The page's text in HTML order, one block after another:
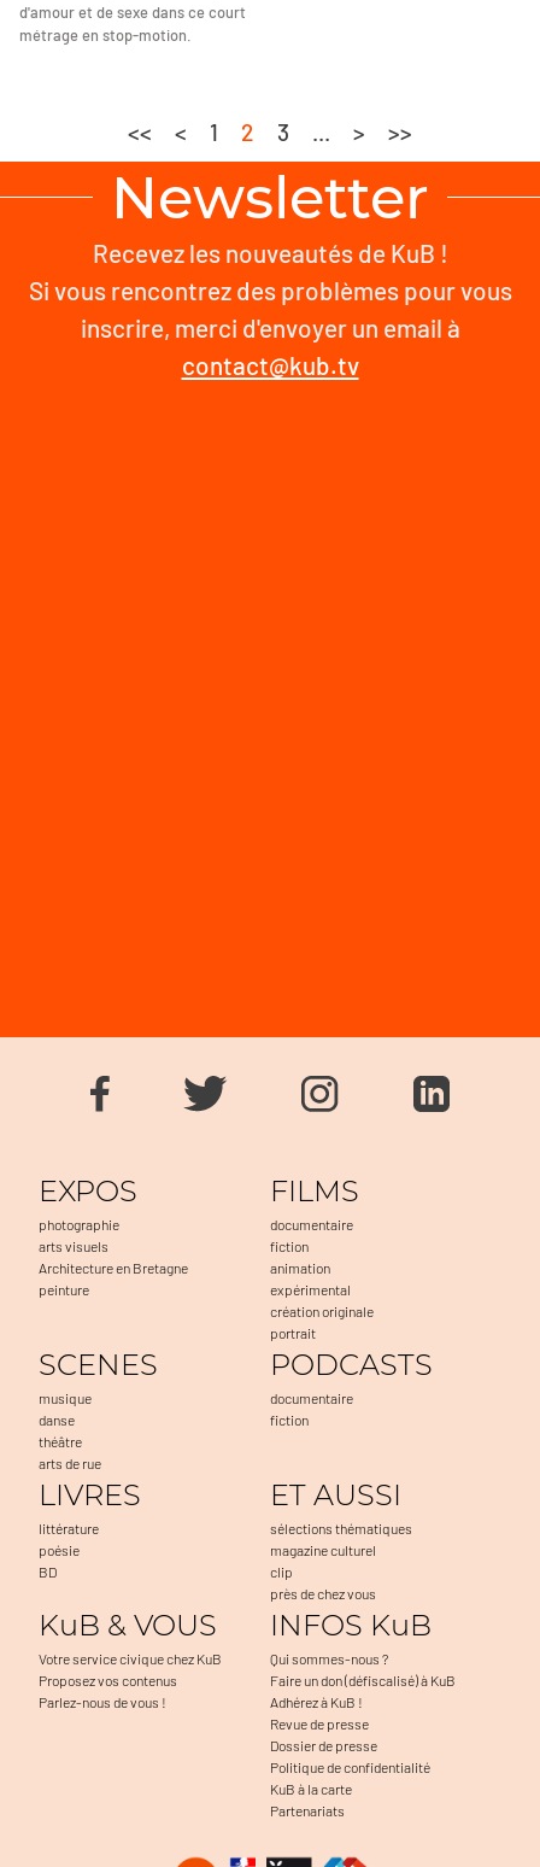
d'amour et de sexe dans ce court
métrage en stop-motion.
<< < 1 2 3 ... > >>
Newsletter
Recevez les nouveautés de KuB !
Si vous rencontrez des problèmes pour vous
inscrire, merci d'envoyer un email à
contact@kub.tv
EXPOS
photographie
arts visuels
Architecture en Bretagne
peinture
FILMS
documentaire
fiction
animation
expérimental
création originale
portrait
SCENES
musique
danse
théâtre
arts de rue
PODCASTS
documentaire
fiction
LIVRES
littérature
poésie
BD
ET AUSSI
sélections thématiques
magazine culturel
clip
près de chez vous
KuB & VOUS
Votre service civique chez KuB
Proposez vos contenus
Parlez-nous de vous !
INFOS KuB
Qui sommes-nous ?
Faire un don (défiscalisé) à KuB
Adhérez à KuB !
Revue de presse
Dossier de presse
Politique de confidentialité
KuB à la carte
Partenariats